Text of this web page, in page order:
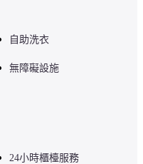
自助洗衣
無障礙設施
24小時櫃檯服務